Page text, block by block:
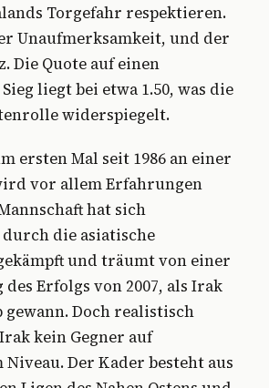
Torgefahr respektieren.
Unaufmerksamkeit, und der
Die Quote auf einen
liegt bei etwa 1.50, was die
widerspiegelt.
ersten Mal seit 1986 an einer
vor allem Erfahrungen
hat sich
die asiatische
und träumt von einer
Erfolgs von 2007, als Irak
gewann. Doch realistisch
kein Gegner auf
Der Kader besteht aus